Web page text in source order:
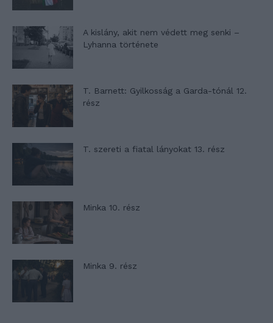
A kislány, akit nem védett meg senki –
Lyhanna története
T. Barnett: Gyilkosság a Garda-tónál 12.
rész
T. szereti a fiatal lányokat 13. rész
Minka 10. rész
Minka 9. rész